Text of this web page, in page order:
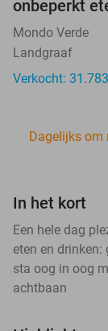
onbeperkt
Mondo Verde
Landgraaf
Verkocht: 31.783
Dagelijks om
In het kort
Een hele dag
eten en
sta oog in oog
achtbaan